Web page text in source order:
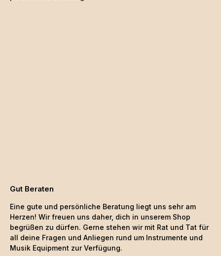
Gut Beraten
Eine gute und persönliche Beratung liegt uns sehr am
Herzen! Wir freuen uns daher, dich in unserem Shop
begrüßen zu dürfen. Gerne stehen wir mit Rat und Tat für
all deine Fragen und Anliegen rund um Instrumente und
Musik Equipment zur Verfügung.